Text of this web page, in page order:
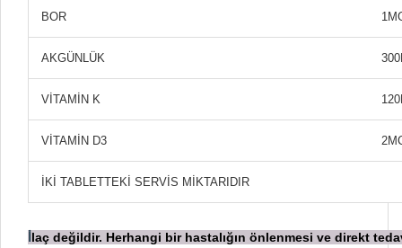
BOR
AKGÜNLÜK
VITAMIN K
VITAMIN D3
IKI TABLETTEKI SERVIS MIKTARIDIR
İlaç değildir. Herhangi bir hastalığın önlenmesi ve direkt